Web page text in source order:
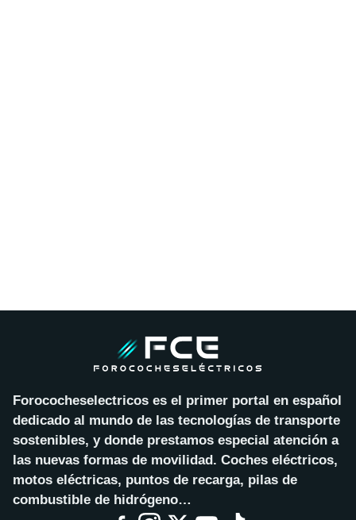
Forococheselectricos es el primer portal en español
dedicado al mundo de las tecnologías de transporte
sostenibles, y donde prestamos especial atención a
las nuevas formas de movilidad. Coches eléctricos,
motos eléctricas, puntos de recarga, pilas de
combustible de hidrógeno…